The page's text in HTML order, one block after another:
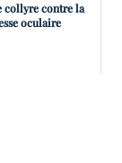
collyre contre la
oculaire